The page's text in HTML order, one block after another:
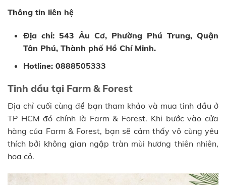
Thông tin liên hệ
Địa chỉ: 543 Âu Cơ, Phường Phú Trung, Quận
Tân Phú, Thành phố Hồ Chí Minh.
Hotline: 0888505333
Tinh dầu tại Farm & Forest
Địa chỉ cuối cùng để bạn tham khảo và mua tinh dầu ở
TP HCM đó chính là Farm & Forest. Khi bước vào cửa
hàng của Farm & Forest, bạn sẽ cảm thấy vô cùng yêu
thích bởi không gian ngập tràn mùi hương thiên nhiên,
hoa cỏ.